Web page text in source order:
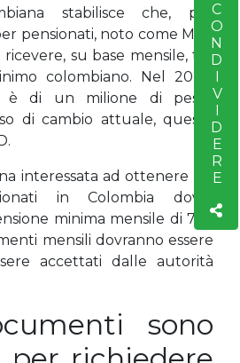
stabilisce che, per
pensionati, noto come M-11,
su base mensile, tre
colombiano. Nel 2022,
è di un milione di pesos
di cambio attuale, questo
interessata ad ottenere un
in Colombia dovrà
minima mensile di 750
mensili dovranno essere
accettati dalle autorità
sono
CONDIVIDERE